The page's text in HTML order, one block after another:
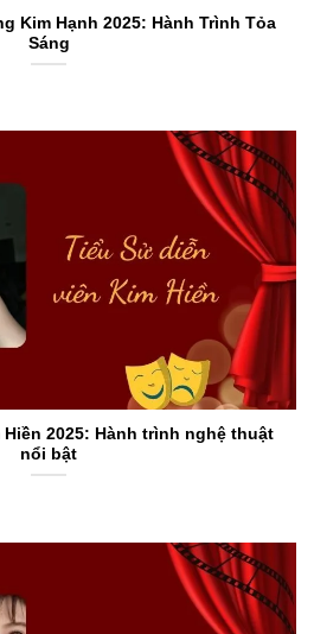
Kim Hạnh 2025: Hành Trình Tỏa
Sáng
2025: Hành trình nghệ thuật
nổi bật